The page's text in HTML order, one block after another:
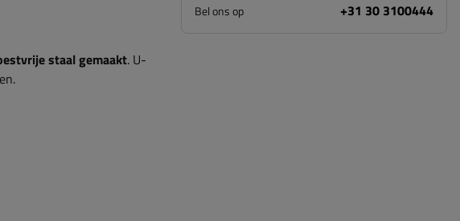
Bel ons op +31 30 3100444
staal gemaakt. U-